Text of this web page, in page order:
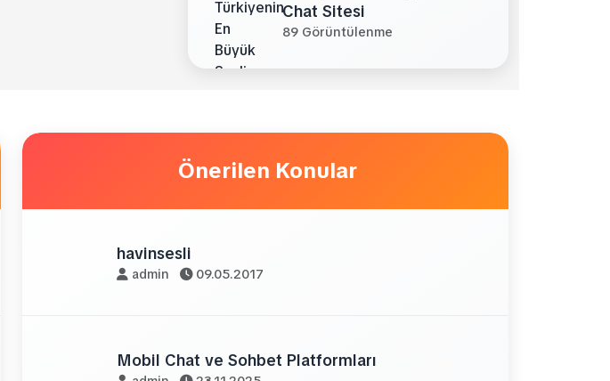
Chat Sitesi
89 Görüntülenme
Önerilen Konular
havinsesli
admin 09.05.2017
Mobil Chat ve Sohbet Platformları